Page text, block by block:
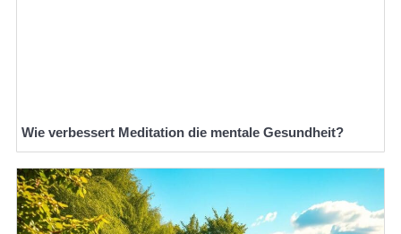
Wie verbessert Meditation die mentale Gesundheit?